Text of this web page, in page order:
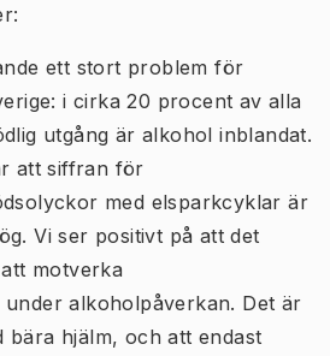
ett stort problem för
i cirka 20 procent av alla
utgång är alkohol inblandat.
att siffran för
med elsparkcyklar är
Vi ser positivt på att det
motverka
alkoholpåverkan. Det är
bära hjälm, och att endast